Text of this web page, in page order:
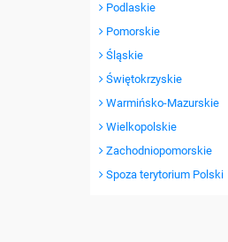
Podlaskie
Pomorskie
Śląskie
Świętokrzyskie
Warmińsko-Mazurskie
Wielkopolskie
Zachodniopomorskie
Spoza terytorium Polski